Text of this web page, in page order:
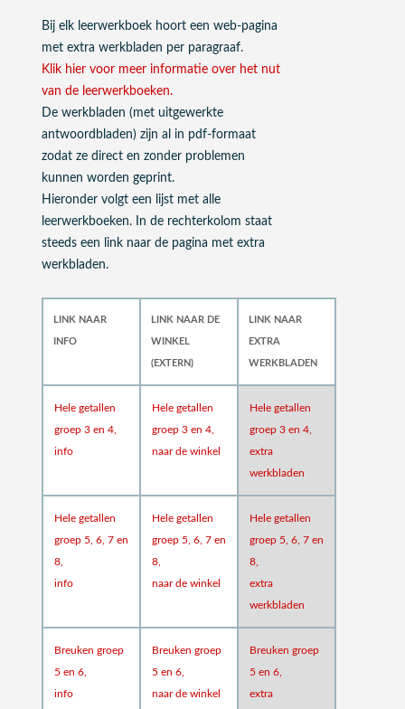
Bij elk leerwerkboek hoort een web-pagina
met extra werkbladen per paragraaf.
Klik hier voor meer informatie over het nut
van de leerwerkboeken.
De werkbladen (met uitgewerkte
antwoordbladen) zijn al in pdf-formaat
zodat ze direct en zonder problemen
kunnen worden geprint.
Hieronder volgt een lijst met alle
leerwerkboeken. In de rechterkolom staat
steeds een link naar de pagina met extra
werkbladen.
LINK NAAR
INFO
LINK NAAR DE
WINKEL
(EXTERN)
LINK NAAR
EXTRA
WERKBLADEN
Hele getallen
groep 3 en 4,
info
Hele getallen
groep 3 en 4,
naar de winkel
Hele getallen
groep 3 en 4,
extra
werkbladen
Hele getallen
groep 5, 6, 7 en
8,
info
Hele getallen
groep 5, 6, 7 en
8,
naar de winkel
Hele getallen
groep 5, 6, 7 en
8,
extra
werkbladen
Breuken groep
5 en 6,
info
Breuken groep
5 en 6,
naar de winkel
Breuken groep
5 en 6,
extra